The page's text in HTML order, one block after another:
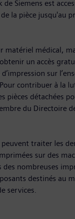
Siemens est
la pièce jusqu'au
médical,
un accès
sur
contribuer à la
pièces détachées
du Directoire
traiter les
sur des
nombreuses
destinés au
services.